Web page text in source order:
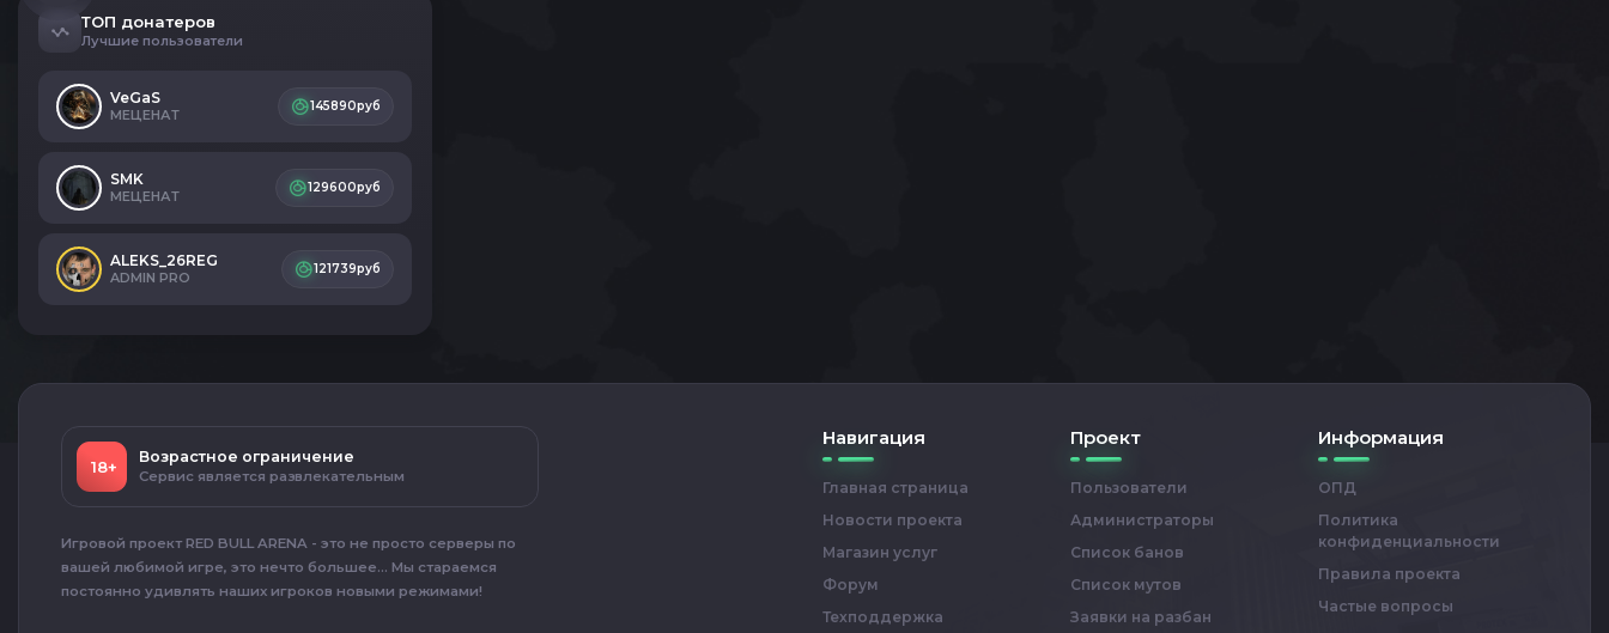
ТОП донатеров
Лучшие пользователи
VeGaS
МЕЦЕНАТ
145890руб
SMK
МЕЦЕНАТ
129600руб
ALEKS_26REG
ADMIN PRO
121739руб
18+
Возрастное ограничение
Сервис является развлекательным
Игровой проект RED BULL ARENA - это не просто серверы по
вашей любимой игре, это нечто большее... Мы стараемся
постоянно удивлять наших игроков новыми режимами!
Навигация
Главная страница
Новости проекта
Магазин услуг
Форум
Техподдержка
Проект
Пользователи
Администраторы
Список банов
Список мутов
Заявки на разбан
Информация
ОПД
Политика
конфиденциальности
Правила проекта
Частые вопросы